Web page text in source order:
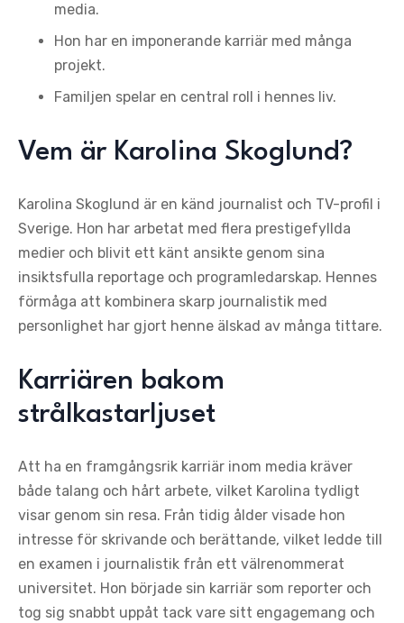
media.
Hon har en imponerande karriär med många
projekt.
Familjen spelar en central roll i hennes liv.
Vem är Karolina Skoglund?
Karolina Skoglund är en känd journalist och TV-profil i
Sverige. Hon har arbetat med flera prestigefyllda
medier och blivit ett känt ansikte genom sina
insiktsfulla reportage och programledarskap. Hennes
förmåga att kombinera skarp journalistik med
personlighet har gjort henne älskad av många tittare.
Karriären bakom
strålkastarljuset
Att ha en framgångsrik karriär inom media kräver
både talang och hårt arbete, vilket Karolina tydligt
visar genom sin resa. Från tidig ålder visade hon
intresse för skrivande och berättande, vilket ledde till
en examen i journalistik från ett välrenommerat
universitet. Hon började sin karriär som reporter och
tog sig snabbt uppåt tack vare sitt engagemang och